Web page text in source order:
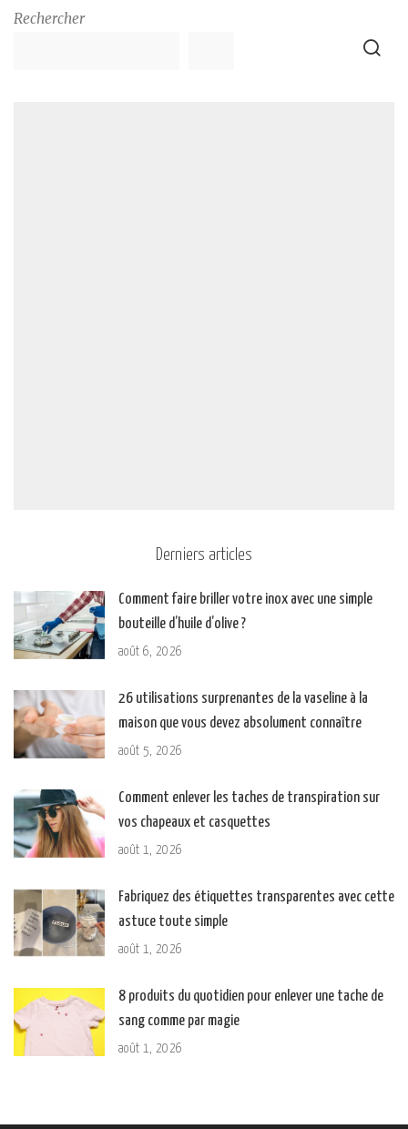
Rechercher
Derniers articles
Comment faire briller votre inox avec une simple
bouteille d’huile d’olive ?
août 6, 2026
26 utilisations surprenantes de la vaseline à la
maison que vous devez absolument connaître
août 5, 2026
Comment enlever les taches de transpiration sur
vos chapeaux et casquettes
août 1, 2026
Fabriquez des étiquettes transparentes avec cette
astuce toute simple
août 1, 2026
8 produits du quotidien pour enlever une tache de
sang comme par magie
août 1, 2026